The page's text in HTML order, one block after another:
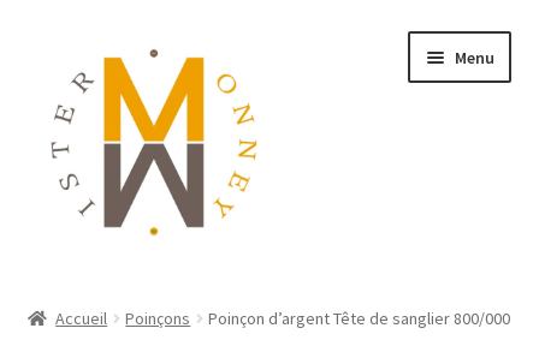
Menu
Accueil Poinçons Poinçon d’argent Tête de sanglier 800/000